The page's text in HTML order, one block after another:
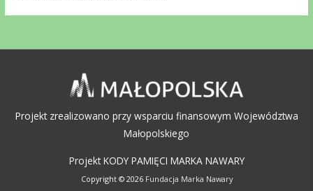
Projekt zrealizowano przy wsparciu finansowym Województwa
Małopolskiego
Projekt KODY PAMIĘCI MARKA NAWARY
Copyright © 2026 Fundacja Marka Nawary